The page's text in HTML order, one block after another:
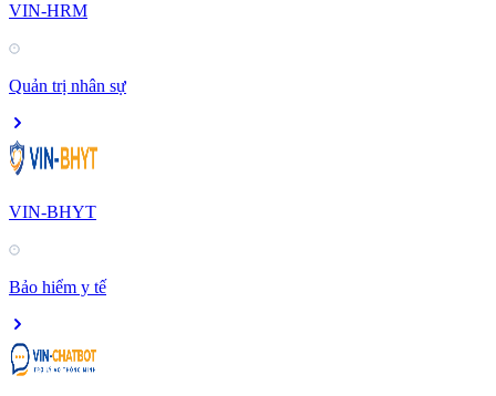
VIN-HRM
Quản trị nhân sự
VIN-BHYT
Bảo hiểm y tế